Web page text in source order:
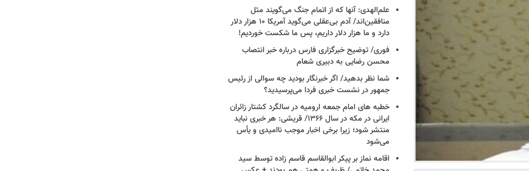
علم‌الهدی: آنها که از اتمام جنگ می‌گویند مثل
منافقین‌اند/ آدم بی‌عقلی می‌گوید آمریکا ۱۰ هزار دلار
دارد و ما هزار دلار داریم، پس ما شکست خوردیم!
فوری/ توضیح خبرگزاری فارس درباره خبر انتصاب
محسن رضایی به دبیری شعام
شما نظر بدهید/ اگر خبرنگار بودید چه سوالی از رئیس
جمهور در نشست خبری فردا می‌پرسیدید؟
خطبه های امام جمعه ارومیه در سالگرد کشتار زائران
ایرانی در مکه در سال ۱۳۶۶/ قریشی: هر خبری نباید
منتشر شود؛ زیرا برخی اخبار موجب ناامیدی و یأس
می‌شود
اقامه نماز بر پیکر ابوالقاسم قاسم زاده توسط سید